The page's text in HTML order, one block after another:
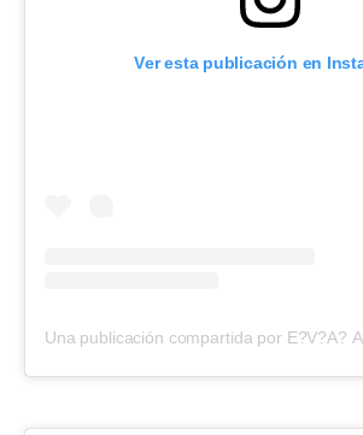
Ver esta publicación en